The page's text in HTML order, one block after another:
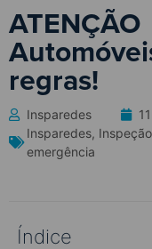
ATENÇÃO
regras!
Insparedes
Insparedes, Inspeção
emergência
Índice